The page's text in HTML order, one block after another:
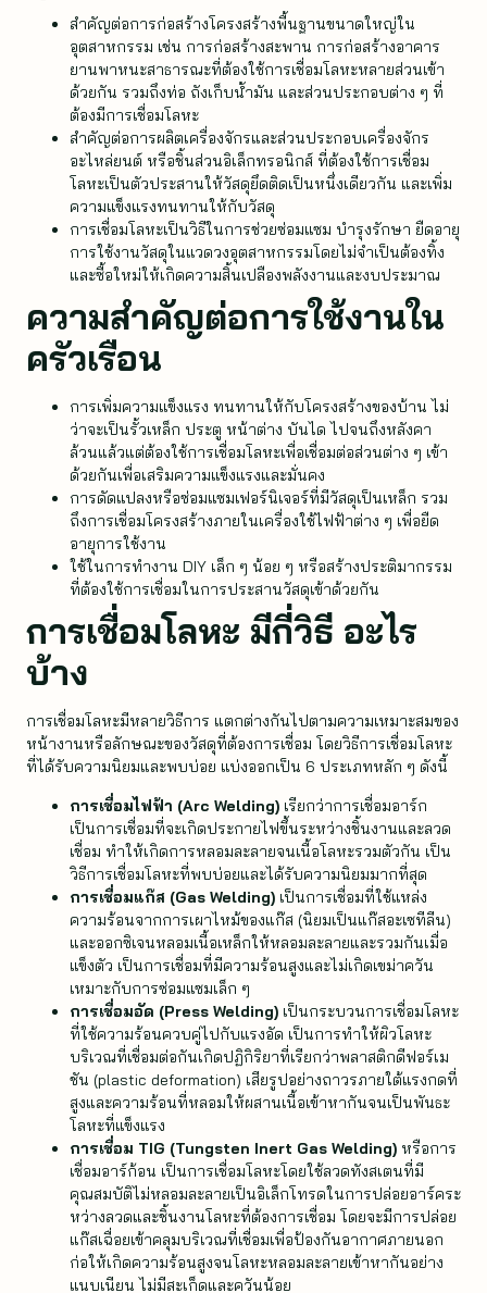
สำคัญต่อการก่อสร้างโครงสร้างพื้นฐานขนาดใหญ่ใน
อุตสาหกรรม เช่น การก่อสร้างสะพาน การก่อสร้างอาคาร
ยานพาหนะสาธารณะที่ต้องใช้การเชื่อมโลหะหลายส่วนเข้า
ด้วยกัน รวมถึงท่อ ถังเก็บน้ำมัน และส่วนประกอบต่าง ๆ ที่
ต้องมีการเชื่อมโลหะ
สำคัญต่อการผลิตเครื่องจักรและส่วนประกอบเครื่องจักร
อะไหล่ยนต์ หรือชิ้นส่วนอิเล็กทรอนิกส์ ที่ต้องใช้การเชื่อม
โลหะเป็นตัวประสานให้วัสดุยึดติดเป็นหนึ่งเดียวกัน และเพิ่ม
ความแข็งแรงทนทานให้กับวัสดุ
การเชื่อมโลหะเป็นวิธีในการช่วยซ่อมแซม บำรุงรักษา ยืดอายุ
การใช้งานวัสดุในแวดวงอุตสาหกรรมโดยไม่จำเป็นต้องทิ้ง
และซื้อใหม่ให้เกิดความสิ้นเปลืองพลังงานและงบประมาณ
ความสำคัญต่อการใช้งานใน
ครัวเรือน
การเพิ่มความแข็งแรง ทนทานให้กับโครงสร้างของบ้าน ไม่
ว่าจะเป็นรั้วเหล็ก ประตู หน้าต่าง บันได ไปจนถึงหลังคา
ล้วนแล้วแต่ต้องใช้การเชื่อมโลหะเพื่อเชื่อมต่อส่วนต่าง ๆ เข้า
ด้วยกันเพื่อเสริมความแข็งแรงและมั่นคง
การดัดแปลงหรือซ่อมแซมเฟอร์นิเจอร์ที่มีวัสดุเป็นเหล็ก รวม
ถึงการเชื่อมโครงสร้างภายในเครื่องใช้ไฟฟ้าต่าง ๆ เพื่อยืด
อายุการใช้งาน
ใช้ในการทำงาน DIY เล็ก ๆ น้อย ๆ หรือสร้างประติมากรรม
ที่ต้องใช้การเชื่อมในการประสานวัสดุเข้าด้วยกัน
การเชื่อมโลหะ มีกี่วิธี อะไร
บ้าง
การเชื่อมโลหะมีหลายวิธีการ แตกต่างกันไปตามความเหมาะสมของ
หน้างานหรือลักษณะของวัสดุที่ต้องการเชื่อม โดยวิธีการเชื่อมโลหะ
ที่ได้รับความนิยมและพบบ่อย แบ่งออกเป็น 6 ประเภทหลัก ๆ ดังนี้
การเชื่อมไฟฟ้า (Arc Welding) เรียกว่าการเชื่อมอาร์ก
เป็นการเชื่อมที่จะเกิดประกายไฟขึ้นระหว่างชิ้นงานและลวด
เชื่อม ทำให้เกิดการหลอมละลายจนเนื้อโลหะรวมตัวกัน เป็น
วิธีการเชื่อมโลหะที่พบบ่อยและได้รับความนิยมมากที่สุด
การเชื่อมแก๊ส (Gas Welding) เป็นการเชื่อมที่ใช้แหล่ง
ความร้อนจากการเผาไหม้ของแก๊ส (นิยมเป็นแก๊สอะเซทีลีน)
และออกซิเจนหลอมเนื้อเหล็กให้หลอมละลายและรวมกันเมื่อ
แข็งตัว เป็นการเชื่อมที่มีความร้อนสูงและไม่เกิดเขม่าควัน
เหมาะกับการซ่อมแซมเล็ก ๆ
การเชื่อมอัด (Press Welding) เป็นกระบวนการเชื่อมโลหะ
ที่ใช้ความร้อนควบคู่ไปกับแรงอัด เป็นการทำให้ผิวโลหะ
บริเวณที่เชื่อมต่อกันเกิดปฏิกิริยาที่เรียกว่าพลาสติกดีฟอร์เม
ชัน (plastic deformation) เสียรูปอย่างถาวรภายใต้แรงกดที่
สูงและความร้อนที่หลอมให้ผสานเนื้อเข้าหากันจนเป็นพันธะ
โลหะที่แข็งแรง
การเชื่อม TIG (Tungsten Inert Gas Welding) หรือการ
เชื่อมอาร์ก้อน เป็นการเชื่อมโลหะโดยใช้ลวดทังสเตนที่มี
คุณสมบัติไม่หลอมละลายเป็นอิเล็กโทรดในการปล่อยอาร์คระ
หว่างลวดและชิ้นงานโลหะที่ต้องการเชื่อม โดยจะมีการปล่อย
แก๊สเฉื่อยเข้าคลุมบริเวณที่เชื่อมเพื่อป้องกันอากาศภายนอก
ก่อให้เกิดความร้อนสูงจนโลหะหลอมละลายเข้าหากันอย่าง
แนบเนียน ไม่มีสะเก็ดและควันน้อย